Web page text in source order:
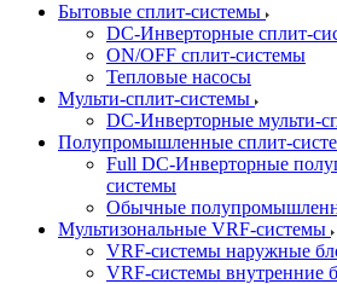
Бытовые сплит-системы
DC-Инверторные сплит-
ON/OFF сплит-системы
Тепловые насосы
Мульти-сплит-системы
DC-Инверторные мульти-
Полупромышленные сплит-
Full DC-Инверторные
системы
Обычные
Мультизональные VRF-системы
VRF-системы наружные
VRF-системы внутренние